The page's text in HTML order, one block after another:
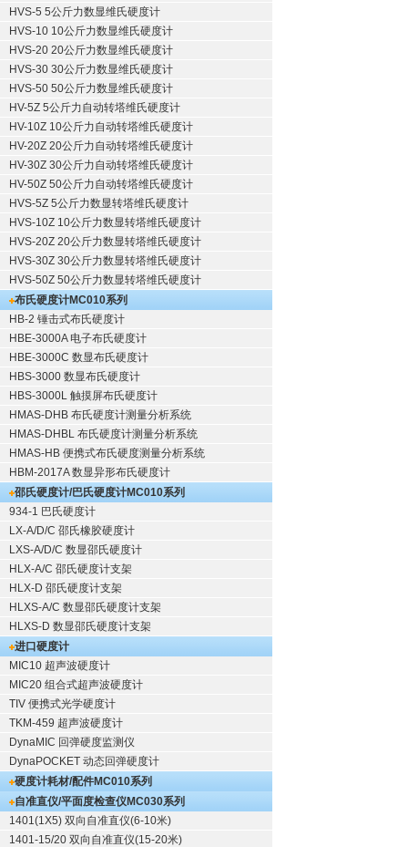
HVS-5 5公斤力数显维氏硬度计
HVS-10 10公斤力数显维氏硬度计
HVS-20 20公斤力数显维氏硬度计
HVS-30 30公斤力数显维氏硬度计
HVS-50 50公斤力数显维氏硬度计
HV-5Z 5公斤力自动转塔维氏硬度计
HV-10Z 10公斤力自动转塔维氏硬度计
HV-20Z 20公斤力自动转塔维氏硬度计
HV-30Z 30公斤力自动转塔维氏硬度计
HV-50Z 50公斤力自动转塔维氏硬度计
HVS-5Z 5公斤力数显转塔维氏硬度计
HVS-10Z 10公斤力数显转塔维氏硬度计
HVS-20Z 20公斤力数显转塔维氏硬度计
HVS-30Z 30公斤力数显转塔维氏硬度计
HVS-50Z 50公斤力数显转塔维氏硬度计
布氏硬度计MC010系列
HB-2 锤击式布氏硬度计
HBE-3000A 电子布氏硬度计
HBE-3000C 数显布氏硬度计
HBS-3000 数显布氏硬度计
HBS-3000L 触摸屏布氏硬度计
HMAS-DHB 布氏硬度计测量分析系统
HMAS-DHBL 布氏硬度计测量分析系统
HMAS-HB 便携式布氏硬度测量分析系统
HBM-2017A 数显异形布氏硬度计
邵氏硬度计/巴氏硬度计MC010系列
934-1 巴氏硬度计
LX-A/D/C 邵氏橡胶硬度计
LXS-A/D/C 数显邵氏硬度计
HLX-A/C 邵氏硬度计支架
HLX-D 邵氏硬度计支架
HLXS-A/C 数显邵氏硬度计支架
HLXS-D 数显邵氏硬度计支架
进口硬度计
MIC10 超声波硬度计
MIC20 组合式超声波硬度计
TIV 便携式光学硬度计
TKM-459 超声波硬度计
DynaMIC 回弹硬度监测仪
DynaPOCKET 动态回弹硬度计
硬度计耗材/配件MC010系列
自准直仪/平面度检查仪MC030系列
1401(1X5) 双向自准直仪(6-10米)
1401-15/20 双向自准直仪(15-20米)